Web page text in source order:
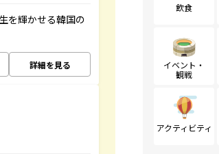
を輝かせる韓国の
詳細を見る
飲食
イベント・
観戦
アクティビティ